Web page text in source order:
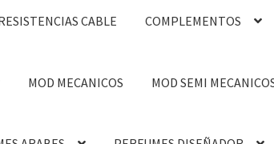
CABLE COMPLEMENTOS
MOD MECANICOS MOD SEMI